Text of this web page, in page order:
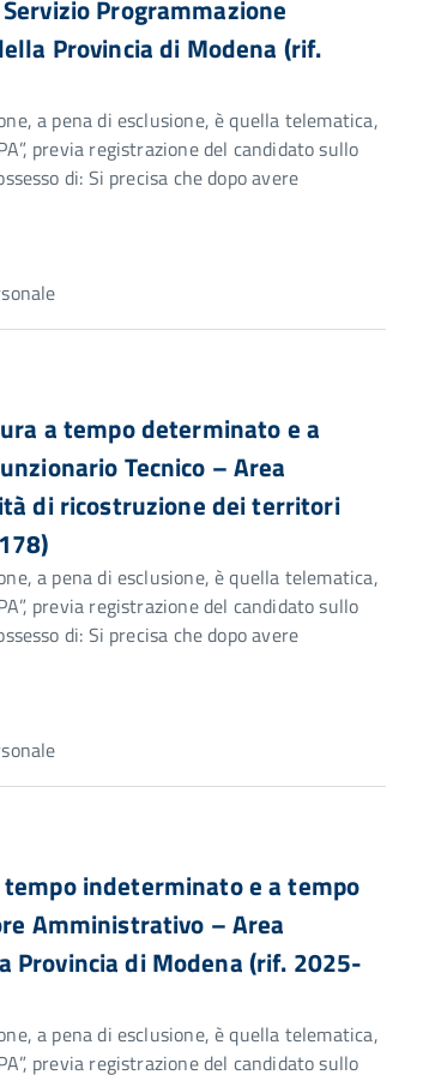
Programmazione
Provincia di Modena (rif.
a pena di esclusione, è quella telematica,
previa registrazione del candidato sullo
di: Si precisa che dopo avere
a tempo determinato e a
Tecnico – Area
di ricostruzione dei territori
a pena di esclusione, è quella telematica,
previa registrazione del candidato sullo
di: Si precisa che dopo avere
indeterminato e a tempo
Amministrativo – Area
Provincia di Modena (rif. 2025-
a pena di esclusione, è quella telematica,
previa registrazione del candidato sullo